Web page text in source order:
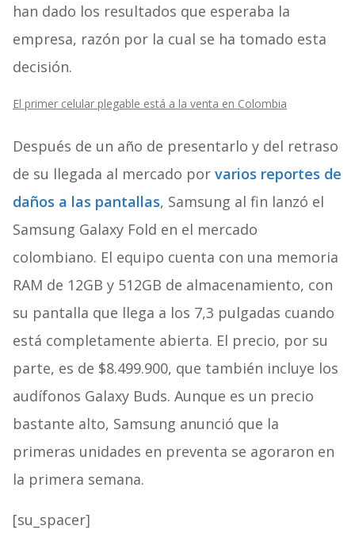
han dado los resultados que esperaba la
empresa, razón por la cual se ha tomado esta
decisión.
El primer celular plegable está a la venta en Colombia
Después de un año de presentarlo y del retraso
de su llegada al mercado por varios reportes de
daños a las pantallas, Samsung al fin lanzó el
Samsung Galaxy Fold en el mercado
colombiano. El equipo cuenta con una memoria
RAM de 12GB y 512GB de almacenamiento, con
su pantalla que llega a los 7,3 pulgadas cuando
está completamente abierta. El precio, por su
parte, es de $8.499.900, que también incluye los
audífonos Galaxy Buds. Aunque es un precio
bastante alto, Samsung anunció que la
primeras unidades en preventa se agoraron en
la primera semana.
[su_spacer]